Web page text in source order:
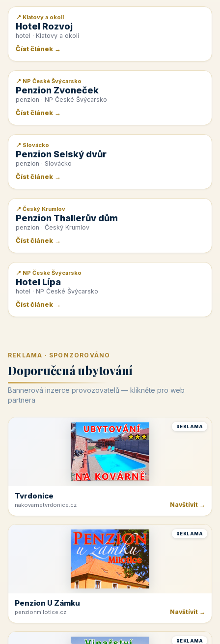
📰 PR článek
📍 Klatovy a okolí
Hotel Rozvoj
hotel · Klatovy a okolí
Číst článek →
📰 PR článek
📍 NP České Švýcarsko
Penzion Zvoneček
penzion · NP České Švýcarsko
Číst článek →
📰 PR článek
📍 Slovácko
Penzion Selský dvůr
penzion · Slovácko
Číst článek →
📰 PR článek
📍 Český Krumlov
Penzion Thallerův dům
penzion · Český Krumlov
Číst článek →
📰 PR článek
📍 NP České Švýcarsko
Hotel Lípa
hotel · NP České Švýcarsko
Číst článek →
REKLAMA · SPONZOROVÁNO
Doporučená ubytování
Bannerová inzerce provozovatelů — klikněte pro web
partnera
REKLAMA
Tvrdonice
nakovarnetvrdonice.cz Navštívit →
REKLAMA
Penzion U Zámku
penzionmilotice.cz Navštívit →
REKLAMA